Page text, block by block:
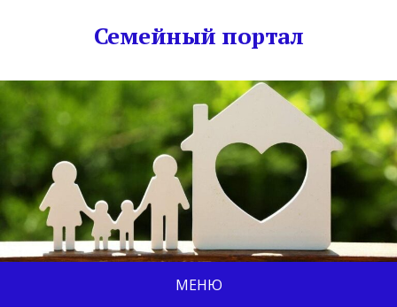
Семейный портал
МЕНЮ